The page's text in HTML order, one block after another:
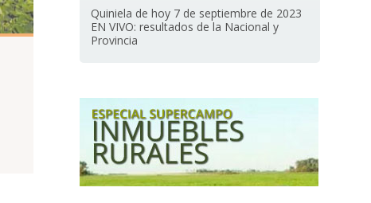
Quiniela de hoy 7 de septiembre de 2023
EN VIVO: resultados de la Nacional y
Provincia